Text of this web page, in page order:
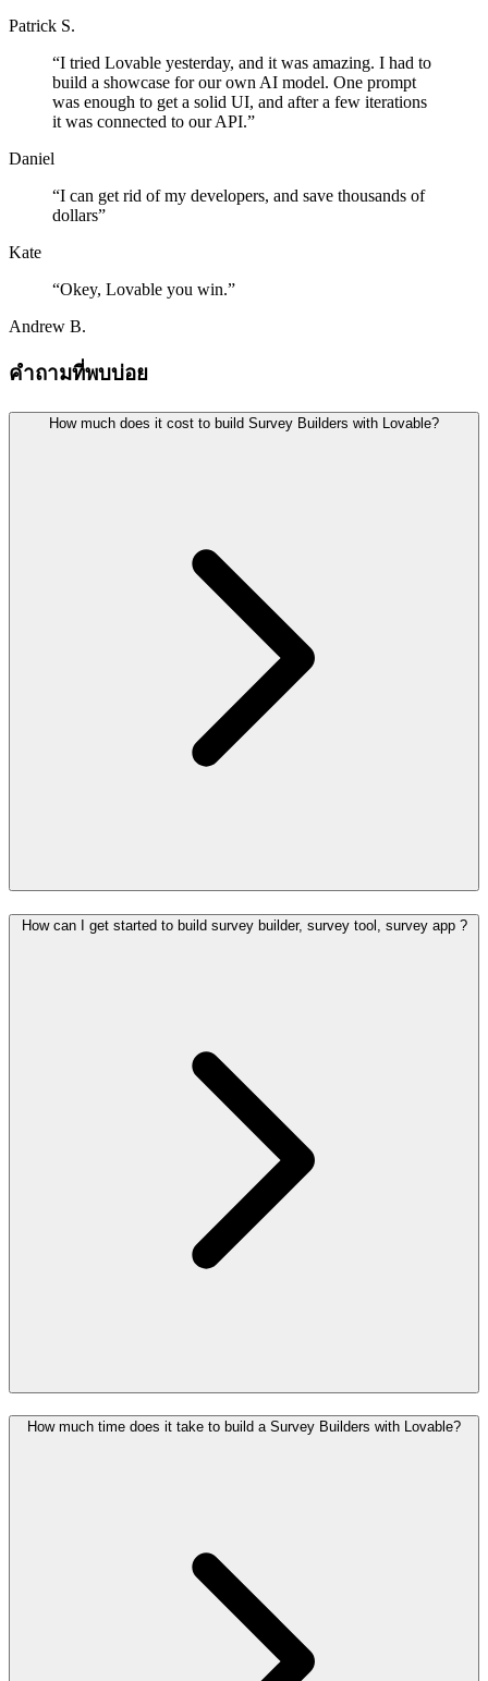
Patrick S.
“I tried Lovable yesterday, and it was amazing. I had to
build a showcase for our own AI model. One prompt
was enough to get a solid UI, and after a few iterations
it was connected to our API.”
Daniel
“I can get rid of my developers, and save thousands of
dollars”
Kate
“Okey, Lovable you win.”
Andrew B.
คำถามที่พบบ่อย
How much does it cost to build Survey Builders with Lovable?
How can I get started to build survey builder, survey tool, survey app ?
How much time does it take to build a Survey Builders with Lovable?